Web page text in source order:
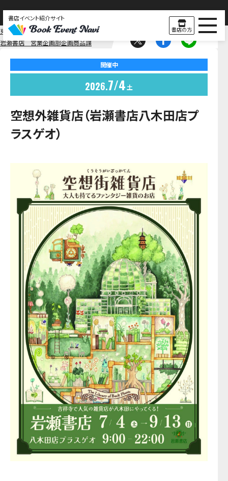
書店イベント紹介サイト
書店の方
東北
岩瀬書店 営業企画部企画商品課
開催中
2026 7 4 土
空想外雑貨店（岩瀬書店八木田店プ
ラスゲオ）